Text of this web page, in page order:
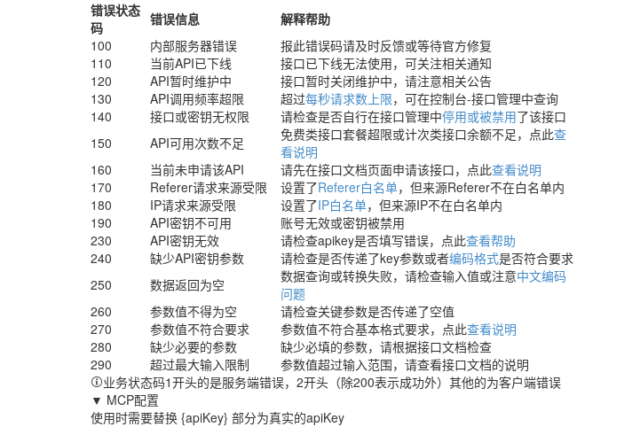
错误状态
码
错误信息
解释帮助
100
内部服务器错误
报此错误码请及时反馈或等待官方修复
110
当前API已下线
接口已下线无法使用，可关注相关通知
120
API暂时维护中
接口暂时关闭维护中，请注意相关公告
130
API调用频率超限 超过每秒请求数上限，可在控制台-接口管理中查询
140
接口或密钥无权限 请检查是否自行在接口管理中停用或被禁用了该接口
150
API可用次数不足 免费类接口套餐超限或计次类接口余额不足，点此查
看说明
160
当前未申请该API 请先在接口文档页面申请该接口，点此查看说明
170
Referer请求来源受限 设置了Referer白名单，但来源Referer不在白名单内
180
IP请求来源受限 设置了IP白名单，但来源IP不在白名单内
190
API密钥不可用
账号无效或密钥被禁用
230
API密钥无效 请检查apikey是否填写错误，点此查看帮助
240
缺少API密钥参数 请检查是否传递了key参数或者编码格式是否符合要求
250
数据返回为空 数据查询或转换失败，请检查输入值或注意中文编码
问题
260
参数值不得为空
请检查关键参数是否传递了空值
270
参数值不符合要求 参数值不符合基本格式要求，点此查看说明
280
缺少必要的参数
缺少必填的参数，请根据接口文档检查
290
超过最大输入限制
参数值超过输入范围，请查看接口文档的说明
业务状态码1开头的是服务端错误，2开头（除200表示成功外）其他的为客户端错误
▼ MCP配置
使用时需要替换 {apiKey} 部分为真实的apiKey